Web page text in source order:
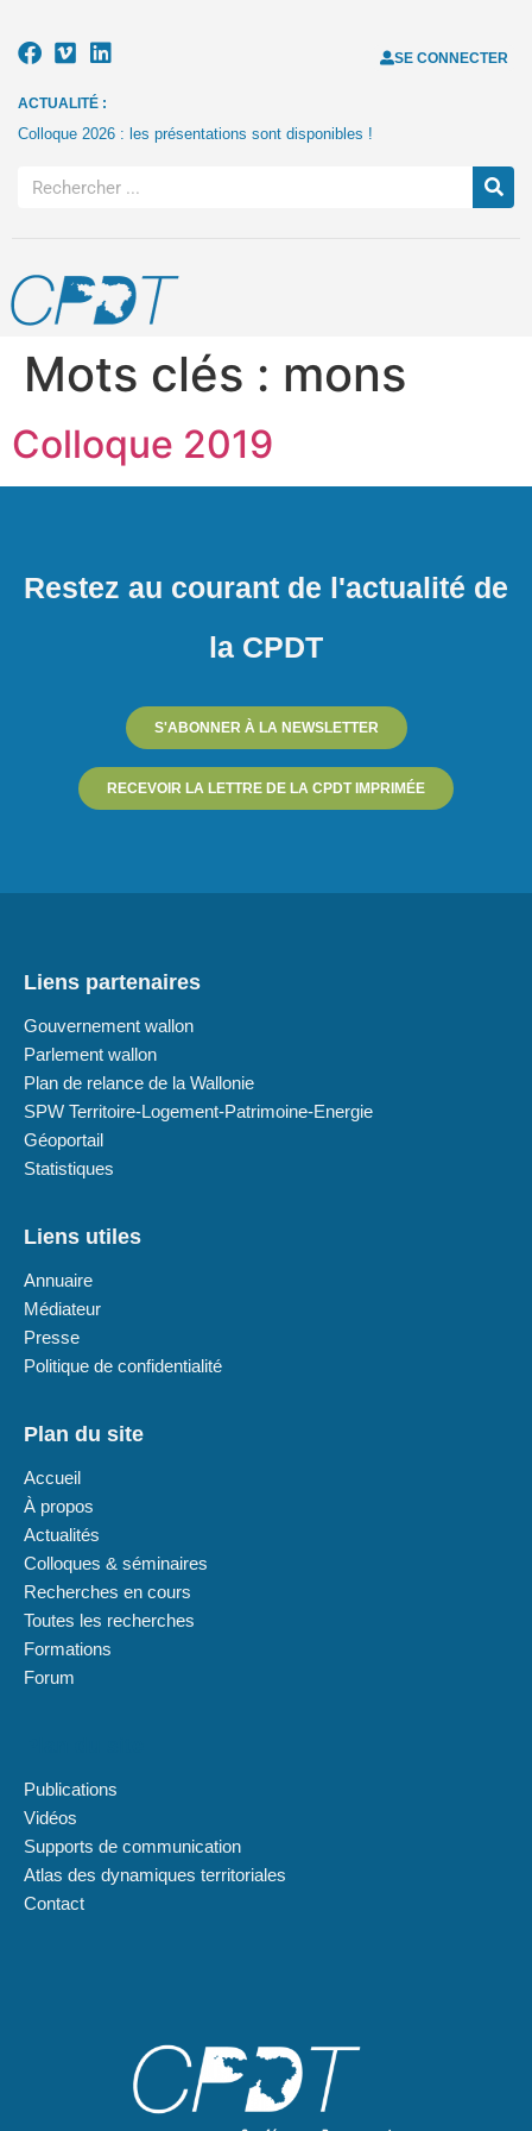
SE CONNECTER
ACTUALITÉ :
Colloque 2026 : les présentations sont disponibles !
Mots clés : mons
Colloque 2019
Restez au courant de l'actualité de
la CPDT
S'ABONNER À LA NEWSLETTER
RECEVOIR LA LETTRE DE LA CPDT IMPRIMÉE
Liens partenaires
Gouvernement wallon
Parlement wallon
Plan de relance de la Wallonie
SPW Territoire-Logement-Patrimoine-Energie
Géoportail
Statistiques
Liens utiles
Annuaire
Médiateur
Presse
Politique de confidentialité
Plan du site
Accueil
À propos
Actualités
Colloques & séminaires
Recherches en cours
Toutes les recherches
Formations
Forum
Publications
Vidéos
Supports de communication
Atlas des dynamiques territoriales
Contact